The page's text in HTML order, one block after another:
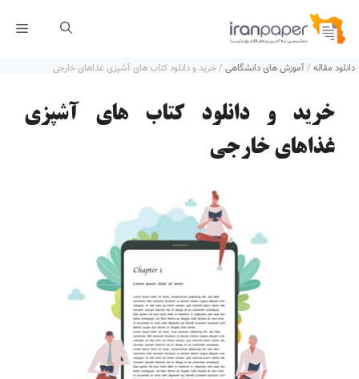
پرش
محتوا
دانلود مقاله /آموزش های دانشگاهی /خرید و دانلود کتاب های آشپزی غذاهای خارجی
خرید و دانلود کتاب های آشپزی
غذاهای خارجی